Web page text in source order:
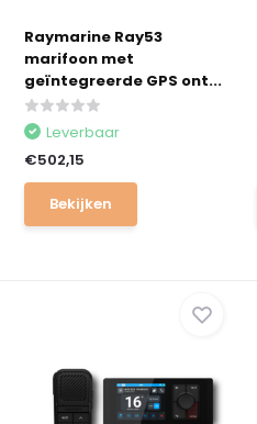
Raymarine Ray53
marifoon met
geïntegreerde GPS ont...
Leverbaar
€502,15
Bekijken